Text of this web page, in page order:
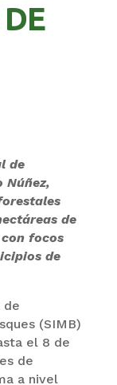
de
Núñez,
de
focos
de
de
(SIMB)
el 8 de
de
a nivel